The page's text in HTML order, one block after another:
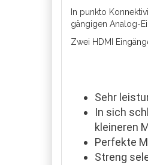
In punkto
gängigen Analog-
Zwei HDMI
Sehr
In sich
kleineren
Perfekte
Streng